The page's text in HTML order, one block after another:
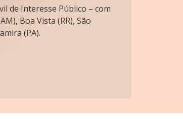
de Interesse Público – com
Boa Vista (RR), São
(PA).